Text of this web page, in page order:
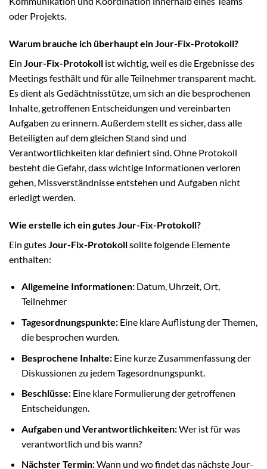
oder Projekts.
Warum brauche ich überhaupt ein Jour-Fix-Protokoll?
Ein Jour-Fix-Protokoll ist wichtig, weil es die Ergebnisse des
Meetings festhält und für alle Teilnehmer transparent macht.
Es dient als Gedächtnisstütze, um sich an die besprochenen
Inhalte, getroffenen Entscheidungen und vereinbarten
Aufgaben zu erinnern. Außerdem stellt es sicher, dass alle
Beteiligten auf dem gleichen Stand sind und
Verantwortlichkeiten klar definiert sind. Ohne Protokoll
besteht die Gefahr, dass wichtige Informationen verloren
gehen, Missverständnisse entstehen und Aufgaben nicht
erledigt werden.
Wie erstelle ich ein gutes Jour-Fix-Protokoll?
Ein gutes Jour-Fix-Protokollsollte folgende Elemente
enthalten:
Allgemeine Informationen:Datum, Uhrzeit, Ort,
Teilnehmer
Tagesordnungspunkte:Eine klare Auflistung der Themen,
die besprochen wurden.
Besprochene Inhalte:Eine kurze Zusammenfassung der
Diskussionen zu jedem Tagesordnungspunkt.
Beschlüsse:Eine klare Formulierung der getroffenen
Entscheidungen.
Aufgaben und Verantwortlichkeiten:Wer ist für was
verantwortlich und bis wann?
Nächster Termin:Wann und wo findet das nächste Jour-